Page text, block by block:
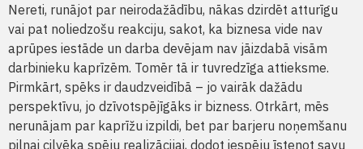
Nereti, runājot par neirodažādību, nākas dzirdēt atturīgu
vai pat noliedzošu reakciju, sakot, ka biznesa vide nav
aprūpes iestāde un darba devējam nav jāizdabā visām
darbinieku kaprīzēm. Tomēr tā ir tuvredzīga attieksme.
Pirmkārt, spēks ir daudzveidībā – jo vairāk dažādu
perspektīvu, jo dzīvotspējīgāks ir bizness. Otrkārt, mēs
nerunājam par kaprīžu izpildi, bet par barjeru noņemšanu
pilnai cilvēka spēju realizācijai, dodot iespēju īstenot savu